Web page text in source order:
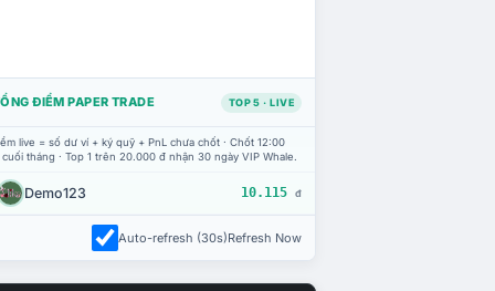
ĐIỂM PAPER TRADE TOP 5 · LIVE
live = số dư ví + ký quỹ + PnL chưa chốt · Chốt 12:00
tháng · Top 1 trên 20.000 đ nhận 30 ngày VIP Whale.
Demo123 10.115 đ
Auto-refresh (30s)Refresh Now